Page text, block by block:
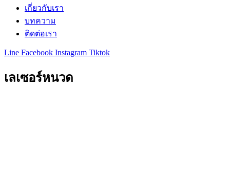
เกี่ยวกับเรา
บทความ
ติดต่อเรา
Line Facebook Instagram Tiktok
เลเซอร์หนวด